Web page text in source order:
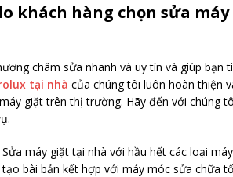
khách hàng chọn sửa
châm sửa nhanh và uy tín và giúp bạn
tại nhà của chúng tôi luôn hoàn thiện
giặt trên thị trường. Hãy đến với chúng
Sửa máy giặt tại nhà với hầu hết các loại
tạo bài bản kết hợp với máy móc sửa chữa